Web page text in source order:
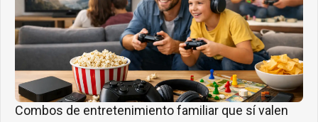
Combos de entretenimiento familiar que sí valen